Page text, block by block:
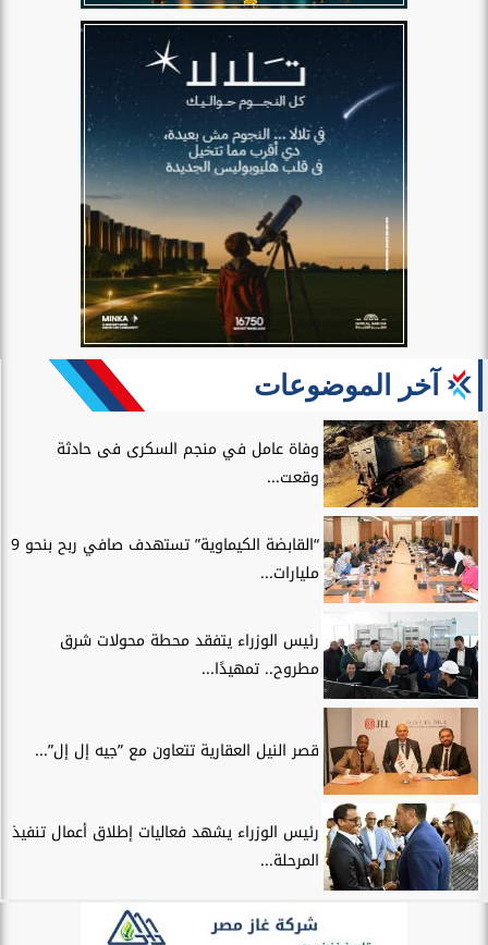
آخر الموضوعات
وفاة عامل في منجم السكرى فى حادثة
وقعت...
“القابضة الكيماوية” تستهدف صافي ربح بنحو 9
مليارات...
رئيس الوزراء يتفقد محطة محولات شرق
مطروح.. تمهيدًا...
قصر النيل العقارية تتعاون مع ”جيه إل إل”...
رئيس الوزراء يشهد فعاليات إطلاق أعمال تنفيذ
المرحلة...